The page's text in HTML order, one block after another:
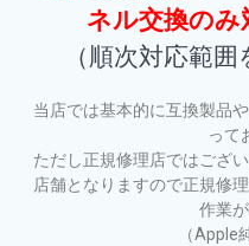
ネル交換のみ
（順次対応範
当店では基本的に互換製品
って
ただし正規修理店ではござ
店舗となりますので正規修
作業
（Apple